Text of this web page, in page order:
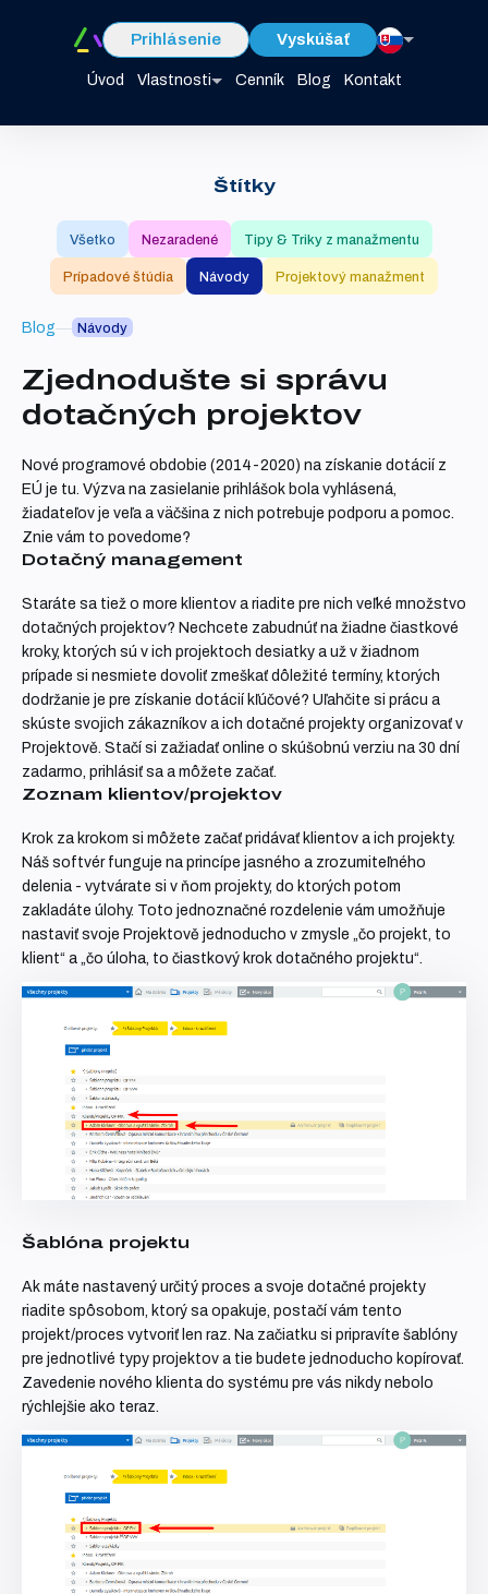
Úvod Vlastnosti Cenník Blog Kontakt
Prihlásenie Vyskúšať
Blog Návody
Zjednodušte si správu
dotačných projektov
Nové programové obdobie (2014-2020) na získanie dotácií z
EÚ je tu. Výzva na zasielanie prihlášok bola vyhlásená,
žiadateľov je veľa a väčšina z nich potrebuje podporu a pomoc.
Znie vám to povedome?
Dotačný management
Staráte sa tiež o more klientov a riadite pre nich veľké množstvo
dotačných projektov? Nechcete zabudnúť na žiadne čiastkové
kroky, ktorých sú v ich projektoch desiatky a už v žiadnom
prípade si nesmiete dovoliť zmeškať dôležité termíny, ktorých
dodržanie je pre získanie dotácií kľúčové? Uľahčite si prácu a
skúste svojich zákazníkov a ich dotačné projekty organizovať v
Projektově. Stačí si zažiadať online o skúšobnú verziu na 30 dní
zadarmo, prihlásiť sa a môžete začať.
Zoznam klientov/projektov
Krok za krokom si môžete začať pridávať klientov a ich projekty.
Náš softvér funguje na princípe jasného a zrozumiteľného
delenia - vytvárate si v ňom projekty, do ktorých potom
zakladáte úlohy. Toto jednoznačné rozdelenie vám umožňuje
nastaviť svoje Projektově jednoducho v zmysle „čo projekt, to
klient“ a „čo úloha, to čiastkový krok dotačného projektu“.
Šablóna projektu
Ak máte nastavený určitý proces a svoje dotačné projekty
riadite spôsobom, ktorý sa opakuje, postačí vám tento
projekt/proces vytvoriť len raz. Na začiatku si pripravíte šablóny
pre jednotlivé typy projektov a tie budete jednoducho kopírovať.
Zavedenie nového klienta do systému pre vás nikdy nebolo
rýchlejšie ako teraz.
Štítky
Všetko Nezaradené Tipy & Triky z manažmentu
Prípadové štúdia Návody Projektový manažment